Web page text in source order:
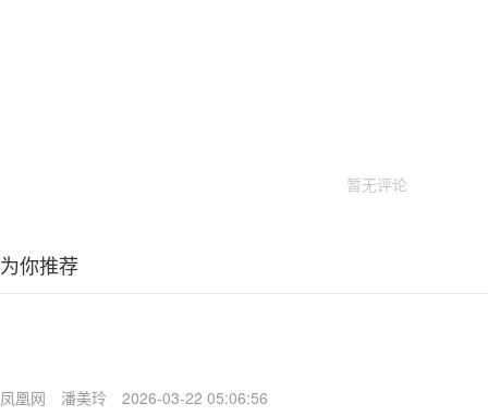
暂无评论
为你推荐
凤凰网 潘美玲 2026-03-22 05:06:56